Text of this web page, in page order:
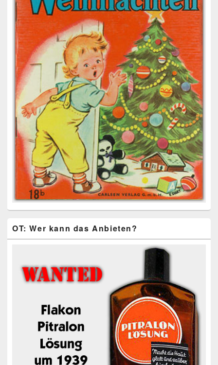
OT: Wer kann das Anbieten?